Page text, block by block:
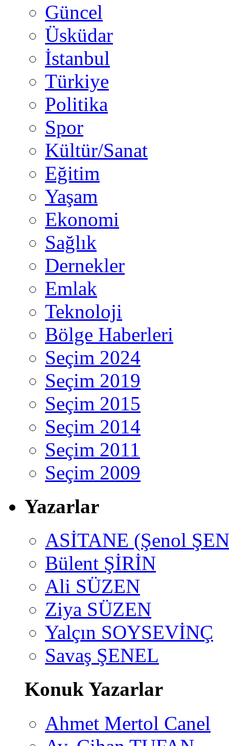
Güncel
Üsküdar
İstanbul
Türkiye
Politika
Spor
Kültür/Sanat
Eğitim
Yaşam
Ekonomi
Sağlık
Dernekler
Emlak
Teknoloji
Bölge Haberleri
Seçim 2024
Seçim 2019
Seçim 2015
Seçim 2014
Seçim 2011
Seçim 2009
Yazarlar
ASİTANE (Şenol
Bülent ŞİRİN
Ali SÜZEN
Ziya SÜZEN
Yalçın SOYSEVİNÇ
Savaş ŞENEL
Konuk Yazarlar
Ahmet Mertol Canel